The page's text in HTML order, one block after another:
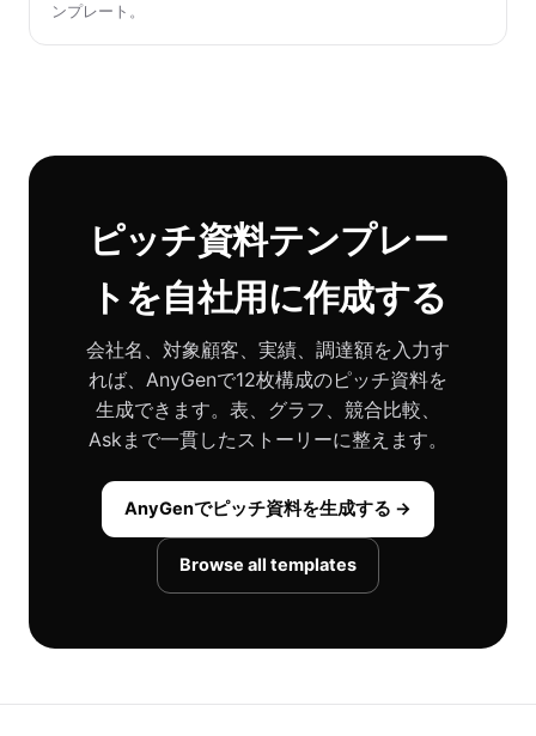
ンプレート。
ピッチ資料テンプレー
トを自社用に作成する
会社名、対象顧客、実績、調達額を入力す
れば、AnyGenで12枚構成のピッチ資料を
生成できます。表、グラフ、競合比較、
Askまで一貫したストーリーに整えます。
AnyGenでピッチ資料を生成する →
Browse all templates